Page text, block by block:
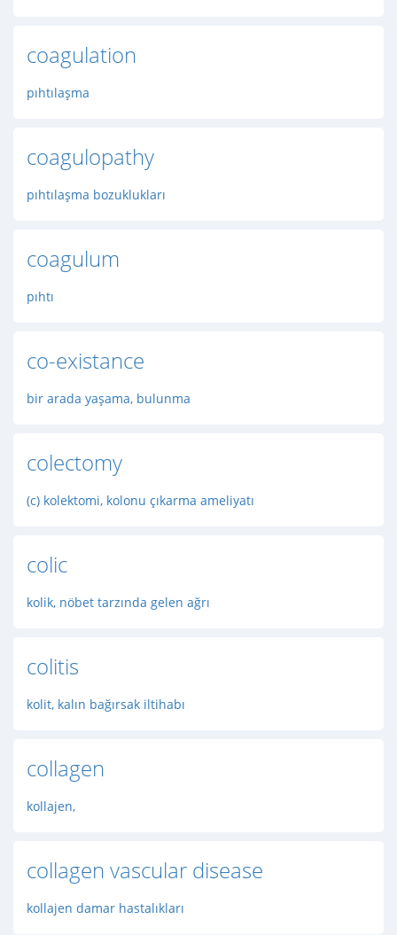
coagulation
pıhtılaşma
coagulopathy
pıhtılaşma bozuklukları
coagulum
pıhtı
co-existance
bir arada yaşama, bulunma
colectomy
(c) kolektomi, kolonu çıkarma ameliyatı
colic
kolik, nöbet tarzında gelen ağrı
colitis
kolit, kalın bağırsak iltihabı
collagen
kollajen,
collagen vascular disease
kollajen damar hastalıkları